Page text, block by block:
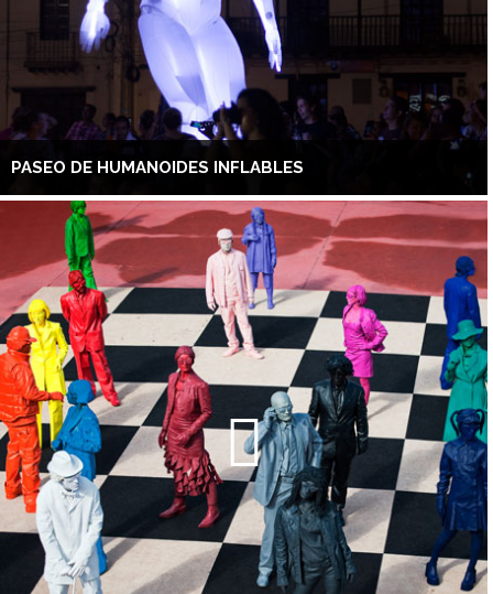
PASEO DE HUMANOIDES INFLABLES